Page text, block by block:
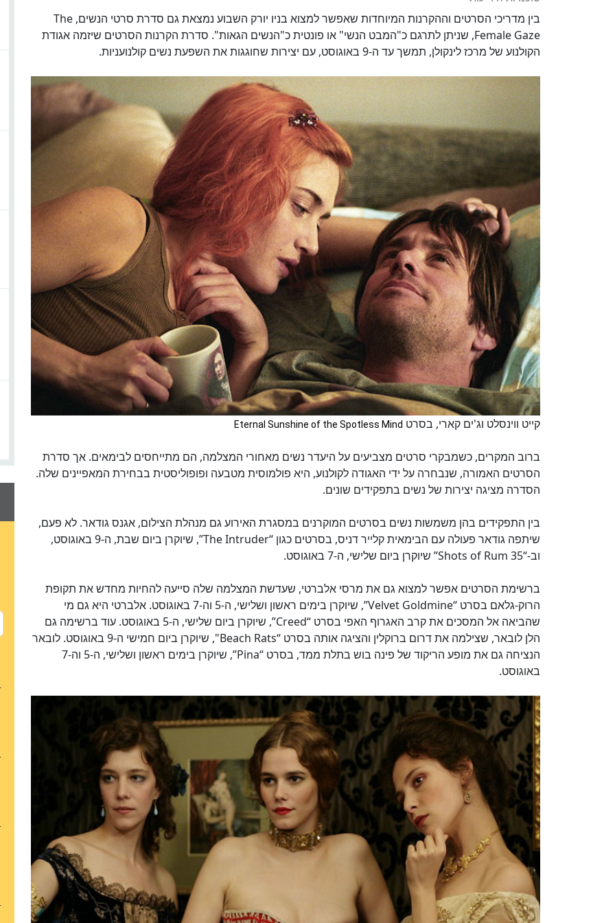
בין מדריכי הסרטים וההקרנות המיוחדות שאפשר למצוא בניו יורק השבוע נמצאת גם סדרת סרטי הנשים, The
Female Gaze, שניתן לתרגם כ"המבט הנשי" או פונטית כ"הנשים הגאות". סדרת הקרנות הסרטים שיזמה אגודת
הקולנוע של מרכז לינקולן, תמשך עד ה-9 באוגוסט, עם יצירות שחוגגות את השפעת נשים קולנועניות.
קייט ווינסלט וג'ים קארי, בסרט Eternal Sunshine of the Spotless Mind
ברוב המקרים, כשמבקרי סרטים מצביעים על היעדר נשים מאחורי המצלמה, הם מתייחסים לבימאים. אך סדרת
הסרטים האמורה, שנבחרה על ידי האגודה לקולנוע, היא פולמוסית מטבעה ופופוליסטית בבחירת המאפיינים שלה.
הסדרה מציגה יצירות של נשים בתפקידים שונים.
בין התפקידים בהן משמשות נשים בסרטים המוקרנים במסגרת האירוע גם מנהלת הצילום, אגנס גודאר. לא פעם,
שיתפה גודאר פעולה עם הבימאית קלייר דניס, בסרטים כגון “The Intruder”, שיוקרן ביום שבת, ה-9 באוגוסט,
וב-“35 Shots of Rum” שיוקרן ביום שלישי, ה-7 באוגוסט.
ברשימת הסרטים אפשר למצוא גם את מרסי אלברטי, שעדשת המצלמה שלה סייעה להחיות מחדש את תקופת
הרוק-גלאם בסרט “Velvet Goldmine”, שיוקרן בימים ראשון ושלישי, ה-5 וה-7 באוגוסט. אלברטי היא גם מי
שהביאה אל המסכים את קרב האגרוף האפי בסרט “Creed”, שיוקרן ביום שלישי, ה-5 באוגוסט. עוד ברשימה גם
הלן לובאר, שצילמה את דרום ברוקלין והציגה אותה בסרט “Beach Rats", שיוקרן ביום חמישי ה-9 באוגוסט. לובאר
הנציחה גם את מופע הריקוד של פינה בוש בתלת ממד, בסרט “Pina”, שיוקרן בימים ראשון ושלישי, ה-5 וה-7
באוגוסט.